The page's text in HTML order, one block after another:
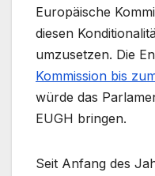
Europäische
diesen
umzusetzen. Die
Kommission bis
würde das
EUGH bringen.
Seit Anfang des